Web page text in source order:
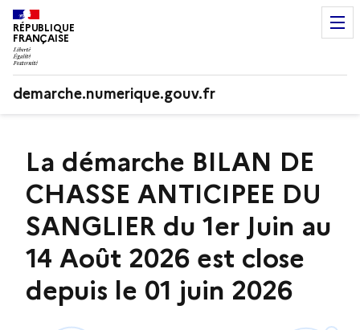
RÉPUBLIQUE
FRANÇAISE
demarche.numerique.gouv.fr
La démarche BILAN DE
CHASSE ANTICIPEE DU
SANGLIER du 1er Juin au
14 Août 2026 est close
depuis le 01 juin 2026